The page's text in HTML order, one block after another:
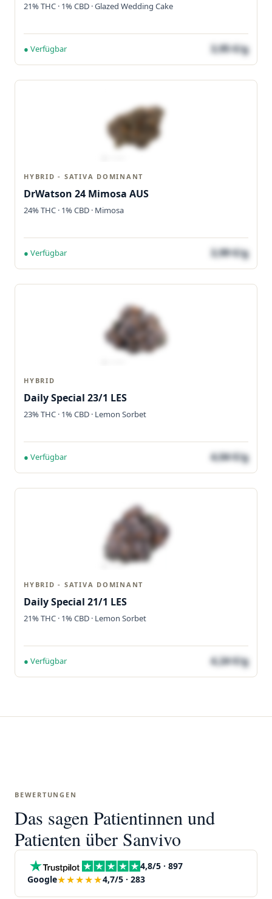
21% THC · 1% CBD · Glazed Wedding Cake
● Verfügbar 3,95 €/g
HYBRID - SATIVA DOMINANT
DrWatson 24 Mimosa AUS
24% THC · 1% CBD · Mimosa
● Verfügbar 3,99 €/g
HYBRID
Daily Special 23/1 LES
23% THC · 1% CBD · Lemon Sorbet
● Verfügbar 4,04 €/g
HYBRID - SATIVA DOMINANT
Daily Special 21/1 LES
21% THC · 1% CBD · Lemon Sorbet
● Verfügbar 4,24 €/g
BEWERTUNGEN
Das sagen Patientinnen und
Patienten über Sanvivo
4,8/5 · 897
Google★★★★★4,7/5 · 283